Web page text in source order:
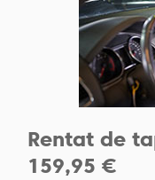
Rentat de
159,95 €